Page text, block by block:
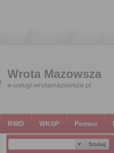
Wrota Mazowsza
e-uslugi.wrotamazowsza.pl
RWD WKSP Pomoc